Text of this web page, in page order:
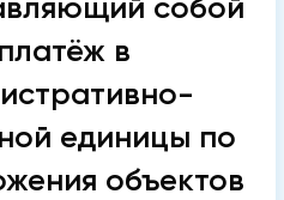
в
единицы по
объектов